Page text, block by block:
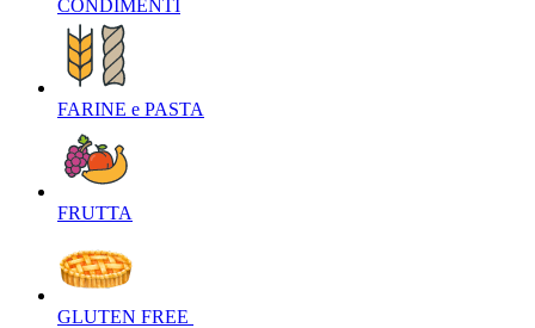
CONDIMENTI‎
FARINE e PASTA‎
FRUTTA‎
GLUTEN FREE ‎